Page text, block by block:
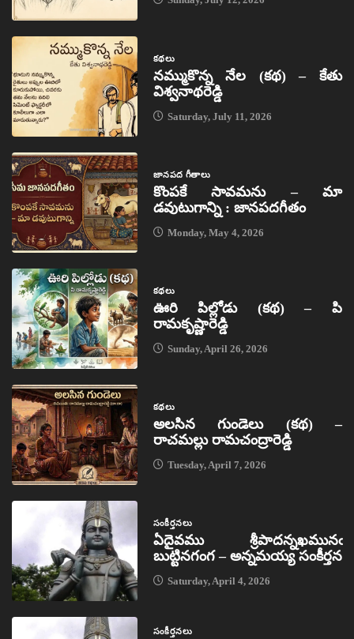
కథలు
నమ్ముకొన్న నేల (కథ) – కేతు
విశ్వనాథరెడ్డి
Saturday, July 11, 2026
జానపద గీతాలు
కొంపకే సావమను – మా
డవుటుగాన్ని : జానపదగీతం
Monday, May 4, 2026
కథలు
ఊరి పిల్లోడు (కథ) – పి
రామకృష్ణారెడ్డి
Sunday, April 26, 2026
కథలు
అలసిన గుండెలు (కథ) –
రాచమల్లు రామచంద్రారెడ్డి
Tuesday, April 7, 2026
సంకీర్తనలు
ఏదైవము శ్రీపాదన్నఖమునఁ
బుట్టినగంగ – అన్నమయ్య సంకీర్తన
Saturday, April 4, 2026
సంకీర్తనలు